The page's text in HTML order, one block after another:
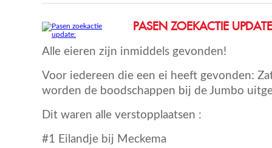
PASEN ZOEKACTIE
Alle eieren zijn inmiddels gevonden!
Voor iedereen die een ei heeft gevonden:
worden de boodschappen bij de Jumbo
Dit waren alle verstopplaatsen :
#1 Eilandje bij Meckema